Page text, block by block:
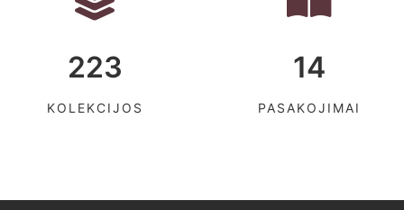
223
KOLEKCIJOS
14
PASAKOJIMAI